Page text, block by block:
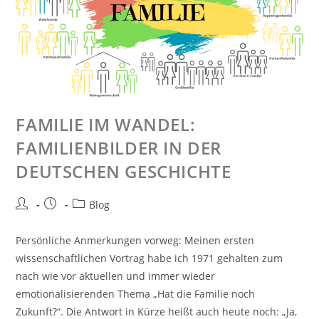
FAMILIE IM WANDEL:
FAMILIENBILDER IN DER
DEUTSCHEN GESCHICHTE
Blog
Persönliche Anmerkungen vorweg: Meinen ersten
wissenschaftlichen Vortrag habe ich 1971 gehalten zum
nach wie vor aktuellen und immer wieder
emotionalisierenden Thema „Hat die Familie noch
Zukunft?“. Die Antwort in Kürze heißt auch heute noch: „Ja,